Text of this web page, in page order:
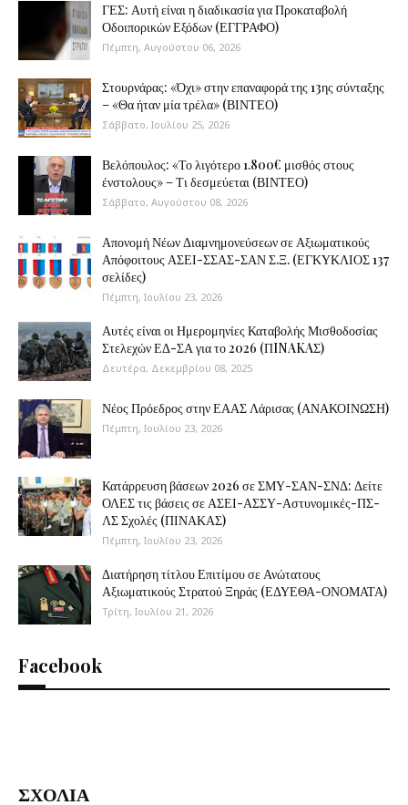
ΓΕΣ: Αυτή είναι η διαδικασία για Προκαταβολή
Οδοιπορικών Εξόδων (ΕΓΓΡΑΦΟ)
Πέμπτη, Αυγούστου 06, 2026
Στουρνάρας: «Όχι» στην επαναφορά της 13ης σύνταξης
– «Θα ήταν μία τρέλα» (ΒΙΝΤΕΟ)
Σάββατο, Ιουλίου 25, 2026
Βελόπουλος: «Το λιγότερο 1.800€ μισθός στους
ένστολους» – Τι δεσμεύεται (ΒΙΝΤΕΟ)
Σάββατο, Αυγούστου 08, 2026
Απονομή Νέων Διαμνημονεύσεων σε Αξιωματικούς
Απόφοιτους ΑΣΕΙ-ΣΣΑΣ-ΣΑΝ Σ.Ξ. (ΕΓΚΥΚΛΙΟΣ 137
σελίδες)
Πέμπτη, Ιουλίου 23, 2026
Αυτές είναι οι Ημερομηνίες Καταβολής Μισθοδοσίας
Στελεχών ΕΔ-ΣΑ για το 2026 (ΠINAKAΣ)
Δευτέρα, Δεκεμβρίου 08, 2025
Νέος Πρόεδρος στην ΕΑΑΣ Λάρισας (ΑΝΑΚΟΙΝΩΣΗ)
Πέμπτη, Ιουλίου 23, 2026
Κατάρρευση βάσεων 2026 σε ΣΜΥ-ΣΑΝ-ΣΝΔ: Δείτε
ΟΛΕΣ τις βάσεις σε ΑΣΕΙ-ΑΣΣΥ-Αστυνομικές-ΠΣ-
ΛΣ Σχολές (ΠΙΝΑΚΑΣ)
Πέμπτη, Ιουλίου 23, 2026
Διατήρηση τίτλου Επιτίμου σε Ανώτατους
Αξιωματικούς Στρατού Ξηράς (ΕΔΥΕΘΑ-ΟΝΟΜΑΤΑ)
Τρίτη, Ιουλίου 21, 2026
Facebook
ΣΧΟΛΙΑ